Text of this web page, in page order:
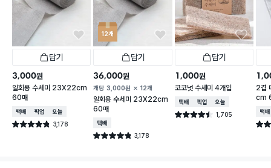
담기
3,000원
일회용 수세미 23X22cm
60매
택배배송매장픽업오늘배송
별점 4.8점 3,178
건 작성
12개
담기
36,000원
개당 3,000원 12개
일회용 수세미 23X22cm
60매
택배배송
별점 4.8점 3,178
건 작성
담기
1,000원
코코넛 수세미 4개입
택배배송매장픽업오늘배송
별점 4.5점 1,705
건 작성
2겹
cm
택배
별점